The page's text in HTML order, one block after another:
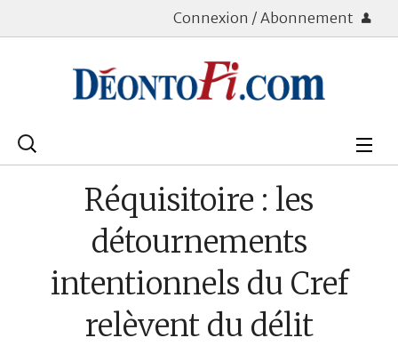
Connexion / Abonnement
Rechercher
Réquisitoire : les
détournements
intentionnels du Cref
relèvent du délit